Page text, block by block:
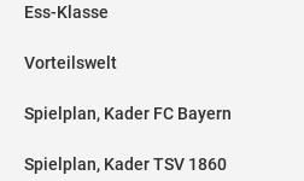
Ess-Klasse
Vorteilswelt
Spielplan, Kader FC Bayern
Spielplan, Kader TSV 1860